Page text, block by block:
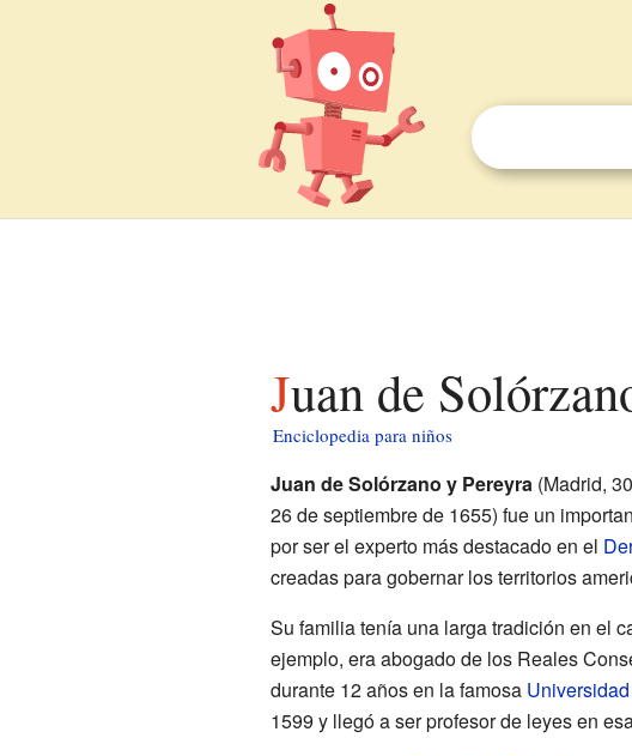
Juan de
Enciclopedia para niños
Juan de Solórzano y Pereyra(Madrid,
26 de septiembre de 1655) fue un
por ser el experto más destacado en el
creadas para gobernar los territorios
Su familia tenía una larga tradición en el
ejemplo, era abogado de los Reales
durante 12 años en la famosa
1599 y llegó a ser profesor de leyes en